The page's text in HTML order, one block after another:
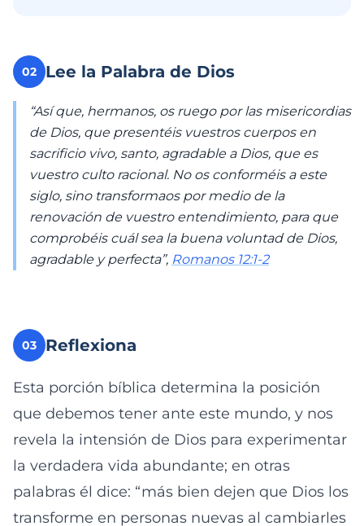
02 Lee la Palabra de Dios
“Así que, hermanos, os ruego por las misericordias
de Dios, que presentéis vuestros cuerpos en
sacrificio vivo, santo, agradable a Dios, que es
vuestro culto racional. No os conforméis a este
siglo, sino transformaos por medio de la
renovación de vuestro entendimiento, para que
comprobéis cuál sea la buena voluntad de Dios,
agradable y perfecta”, Romanos 12:1-2
03 Reflexiona
Esta porción bíblica determina la posición
que debemos tener ante este mundo, y nos
revela la intensión de Dios para experimentar
la verdadera vida abundante; en otras
palabras él dice: “más bien dejen que Dios los
transforme en personas nuevas al cambiarles